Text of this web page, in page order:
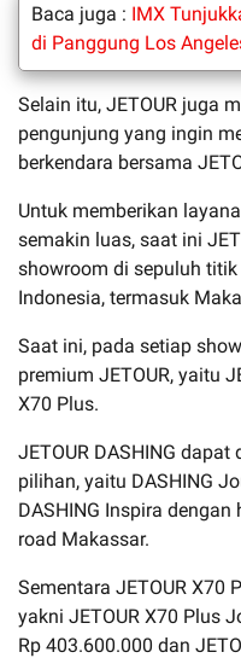
Baca juga : IMX
di Panggung Los
Selain itu, JETOUR juga
pengunjung yang ingin
berkendara bersama
Untuk memberikan
semakin luas, saat ini
showroom di sepuluh
Indonesia, termasuk
Saat ini, pada setiap
premium JETOUR, yaitu
X70 Plus.
JETOUR DASHING
pilihan, yaitu DASHING
DASHING Inspira
road Makassar.
Sementara JETOUR X70
yakni JETOUR X70 Plus
Rp 403.600.000 dan